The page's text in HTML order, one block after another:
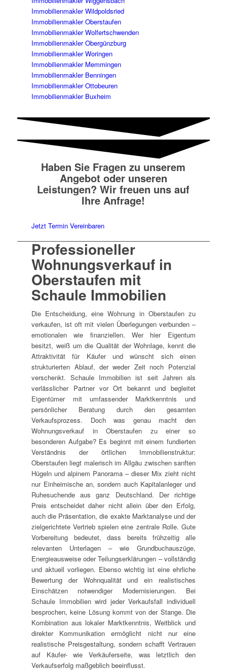
Immobilienmakler Wildpoldsried
Immobilienmakler Oberstaufen
Immobilienmakler Wolfertschwenden
Immobilienmakler Obergünzburg
Immobilienmakler Woringen
Immobilienmakler Memmingen
Immobilienmakler Benningen
Immobilienmakler Ottobeuren
Immobilienmakler Buxheim
Haben Sie Fragen zu unserem
Angebot oder unseren
Leistungen? Wir freuen uns auf
Ihre Anfrage!
Jetzt Termin Vereinbaren
Professioneller
Wohnungsverkauf in
Oberstaufen mit
Schaule Immobilien
Die Entscheidung, eine Wohnung in Oberstaufen zu
verkaufen, ist oft mit vielen Überlegungen verbunden –
emotionalen wie finanziellen. Wer hier Eigentum
besitzt, weiß um die Qualität der Wohnlage, kennt die
Attraktivität für Käufer und wünscht sich einen
strukturierten Ablauf, der weder Zeit noch Potenzial
verschenkt. Schaule Immobilien ist seit Jahren als
verlässlicher Partner vor Ort bekannt und begleitet
Eigentümer mit umfassender Marktkenntnis und
persönlicher Beratung durch den gesamten
Verkaufsprozess. Doch was genau macht den
Wohnungsver­kauf in Oberstaufen zu einer so
besonderen Aufgabe? Es beginnt mit einem fundierten
Verständnis der örtlichen Immobilienstruktur:
Oberstaufen liegt malerisch im Allgäu zwischen sanften
Hügeln und alpinem Panorama – dieser Mix zieht nicht
nur Einheimische an, sondern auch Kapitalanleger und
Ruhesuchende aus ganz Deutschland. Der richtige
Preis entscheidet daher nicht allein über den Erfolg,
auch die Präsentation, die exakte Marktanalyse und der
zielgerichtete Vertrieb spielen eine zentrale Rolle. Gute
Vorbereitung bedeutet, dass bereits frühzeitig alle
relevanten Unterlagen – wie Grundbuchauszüge,
Energieausweise oder Teilungserklärungen – vollständig
und aktuell vorliegen. Ebenso wichtig ist eine ehrliche
Bewertung der Wohnqualität und ein realistisches
Einschätzen notwendiger Modernisierungen. Bei
Schaule Immobilien wird jeder Verkaufsfall individuell
besprochen, keine Lösung kommt von der Stange. Die
Kombination aus lokaler Marktkenntnis, Weitblick und
direkter Kommunikation ermöglicht nicht nur eine
realistische Preisgestaltung, sondern schafft Vertrauen
auf Käufer- wie Verkäuferseite, was letztlich den
Verkaufserfolg maßgeblich beeinflusst.